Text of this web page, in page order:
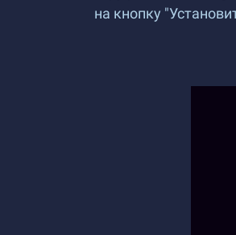
на кнопку